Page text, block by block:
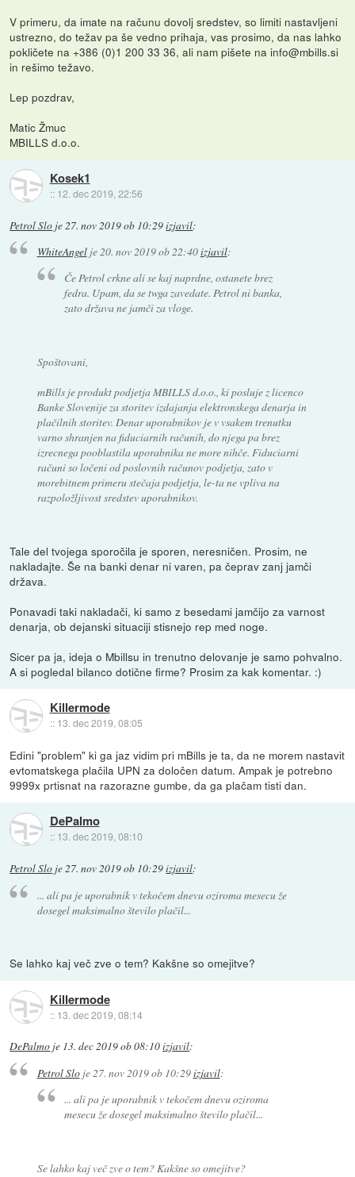
V primeru, da imate na računu dovolj sredstev, so limiti nastavljeni
ustrezno, do težav pa še vedno prihaja, vas prosimo, da nas lahko
pokličete na +386 (0)1 200 33 36, ali nam pišete na info@mbills.si
in rešimo težavo.
Lep pozdrav,
Matic Žmuc
MBILLS d.o.o.
Kosek1
:: 12. dec 2019, 22:56
Petrol Slo je27. nov 2019 ob 10:29izjavil:
WhiteAngelje20. nov 2019 ob 22:40izjavil:
Če Petrol crkne ali se kaj naprdne, ostanete brez
fedra. Upam, da se twga zavedate. Petrol ni banka,
zato država ne jamči za vloge.
Spoštovani,
mBills je produkt podjetja MBILLS d.o.o., ki posluje z licenco
Banke Slovenije za storitev izdajanja elektronskega denarja in
plačilnih storitev. Denar uporabnikov je v vsakem trenutku
varno shranjen na fiduciarnih računih, do njega pa brez
izrecnega pooblastila uporabnika ne more nihče. Fiduciarni
računi so ločeni od poslovnih računov podjetja, zato v
morebitnem primeru stečaja podjetja, le-ta ne vpliva na
razpoložljivost sredstev uporabnikov.
Tale del tvojega sporočila je sporen, neresničen. Prosim, ne
nakladajte. Še na banki denar ni varen, pa čeprav zanj jamči
država.
Ponavadi taki nakladači, ki samo z besedami jamčijo za varnost
denarja, ob dejanski situaciji stisnejo rep med noge.
Sicer pa ja, ideja o Mbillsu in trenutno delovanje je samo pohvalno.
A si pogledal bilanco dotične firme? Prosim za kak komentar. :)
Killermode
:: 13. dec 2019, 08:05
Edini "problem" ki ga jaz vidim pri mBills je ta, da ne morem nastavit
evtomatskega plačila UPN za določen datum. Ampak je potrebno
9999x prtisnat na razorazne gumbe, da ga plačam tisti dan.
DePalmo
:: 13. dec 2019, 08:10
Petrol Slo je27. nov 2019 ob 10:29izjavil:
... ali pa je uporabnik v tekočem dnevu oziroma mesecu že
dosegel maksimalno število plačil...
Se lahko kaj več zve o tem? Kakšne so omejitve?
Killermode
:: 13. dec 2019, 08:14
DePalmo je 13. dec 2019 ob 08:10izjavil:
Petrol Sloje27. nov 2019 ob 10:29izjavil:
... ali pa je uporabnik v tekočem dnevu oziroma
mesecu že dosegel maksimalno število plačil...
Se lahko kaj več zve o tem? Kakšne so omejitve?